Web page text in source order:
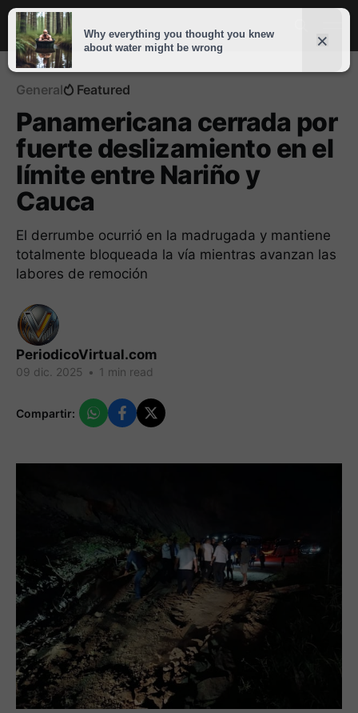
General Featured
Panamericana cerrada por
fuerte deslizamiento en el
límite entre Nariño y
Cauca
El derrumbe ocurrió en la madrugada y mantiene
totalmente bloqueada la vía mientras avanzan las
labores de remoción
PeriodicoVirtual.com
09 dic. 2025 • 1 min read
Compartir: